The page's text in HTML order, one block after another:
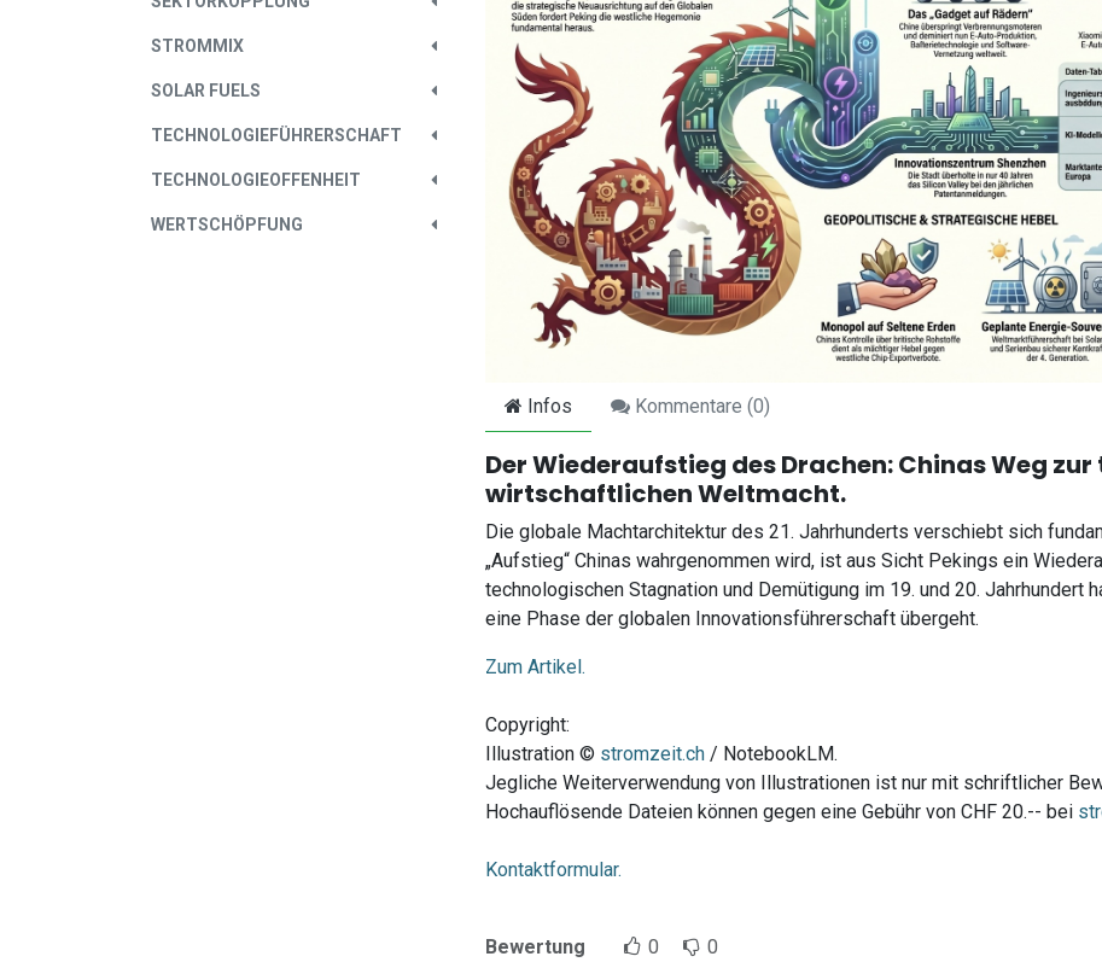
STROMMIX
SOLAR FUELS
TECHNOLOGIEFÜHRERSCHAFT
TECHNOLOGIEOFFENHEIT
WERTSCHÖPFUNG
Infos Kommentare (0)
Der Wiederaufstieg des Drachen: Chinas Weg
wirtschaftlichen Weltmacht.
Die globale Machtarchitektur des 21. Jahrhunderts verschiebt sich
„Aufstieg“ Chinas wahrgenommen wird, ist aus Sicht Pekings ein
technologischen Stagnation und Demütigung im 19. und 20. Jahrhundert
eine Phase der globalen Innovationsführerschaft übergeht.
Zum Artikel.
Copyright:
Illustration © stromzeit.ch / NotebookLM.
Jegliche Weiterverwendung von Illustrationen ist nur mit schriftlicher
Hochauflösende Dateien können gegen eine Gebühr von CHF 20.-- bei
Kontaktformular.
Bewertung 0 0